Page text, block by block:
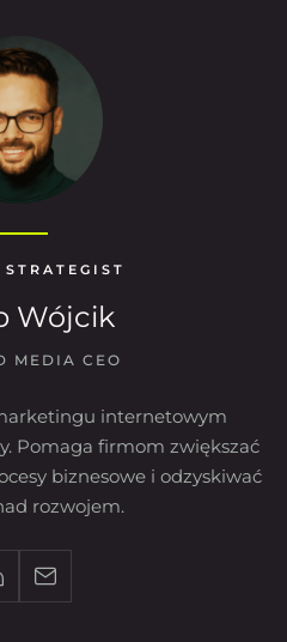
Wójcik
MEDIA CEO
internetowym
Pomaga firmom zwiększać
biznesowe i odzyskiwać
rozwojem.